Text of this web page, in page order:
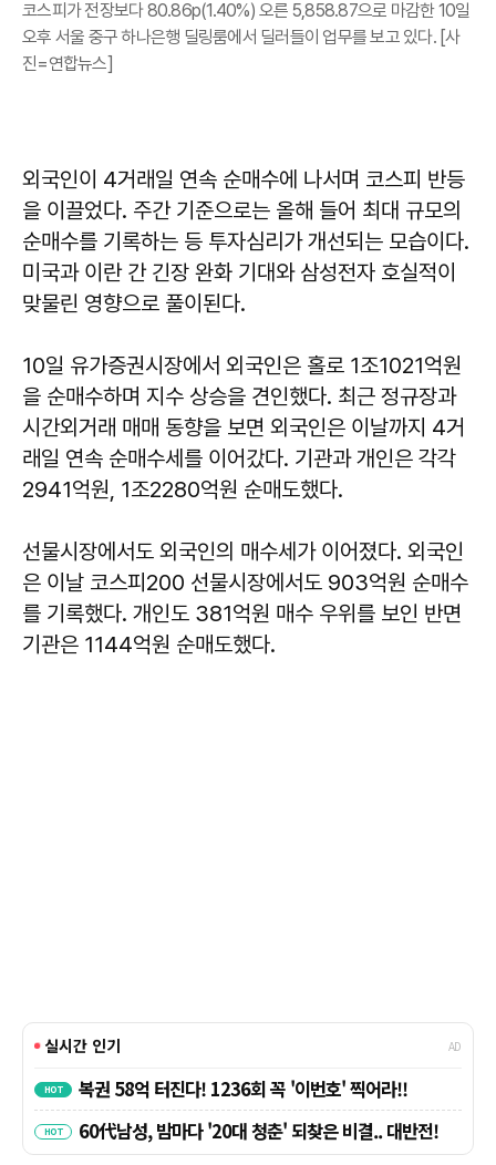
코스피가 전장보다 80.86p(1.40%) 오른 5,858.87으로 마감한 10일
오후 서울 중구 하나은행 딜링룸에서 딜러들이 업무를 보고 있다. [사
진=연합뉴스]
외국인이 4거래일 연속 순매수에 나서며 코스피 반등
을 이끌었다. 주간 기준으로는 올해 들어 최대 규모의
순매수를 기록하는 등 투자심리가 개선되는 모습이다.
미국과 이란 간 긴장 완화 기대와 삼성전자 호실적이
맞물린 영향으로 풀이된다.
10일 유가증권시장에서 외국인은 홀로 1조1021억원
을 순매수하며 지수 상승을 견인했다. 최근 정규장과
시간외거래 매매 동향을 보면 외국인은 이날까지 4거
래일 연속 순매수세를 이어갔다. 기관과 개인은 각각
2941억원, 1조2280억원 순매도했다.
선물시장에서도 외국인의 매수세가 이어졌다. 외국인
은 이날 코스피200 선물시장에서도 903억원 순매수
를 기록했다. 개인도 381억원 매수 우위를 보인 반면
기관은 1144억원 순매도했다.